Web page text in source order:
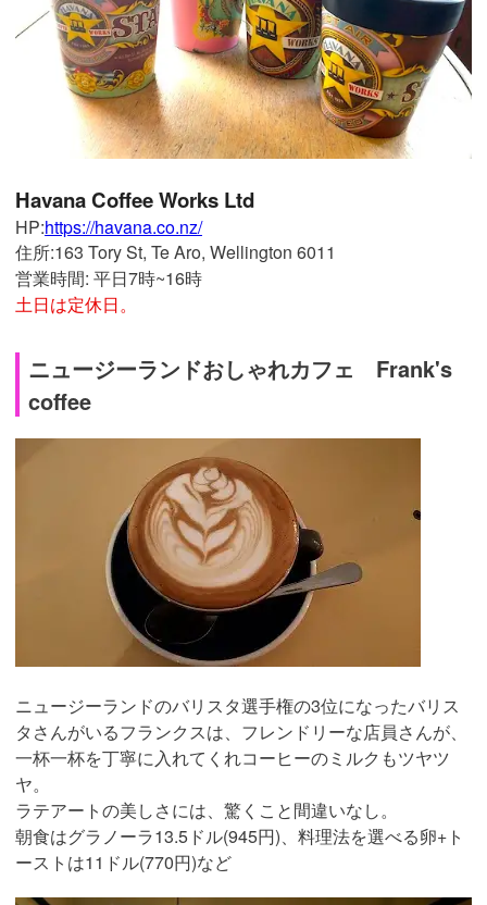
Havana Coffee Works Ltd
HP:https://havana.co.nz/
住所:163 Tory St, Te Aro, Wellington 6011
営業時間: 平日7時~16時
土日は定休日。
ニュージーランドおしゃれカフェ Frank's
coffee
ニュージーランドのバリスタ選手権の3位になったバリス
タさんがいるフランクスは、フレンドリーな店員さんが、
一杯一杯を丁寧に入れてくれコーヒーのミルクもツヤツ
ヤ。
ラテアートの美しさには、驚くこと間違いなし。
朝食はグラノーラ13.5ドル(945円)、料理法を選べる卵+ト
ーストは11ドル(770円)など